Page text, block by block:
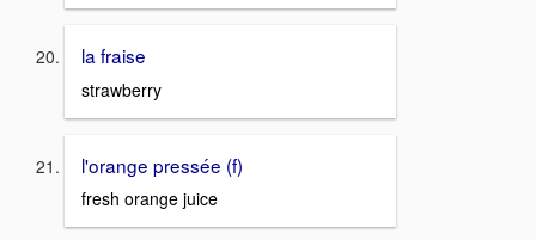
la fraise
strawberry
l'orange pressée (f)
fresh orange juice